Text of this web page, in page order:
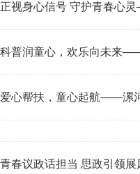
正视身心信号 守护青春心
科普润童心，欢乐向未来
爱心帮扶，童心起航——漯
青春议政话担当 思政引领